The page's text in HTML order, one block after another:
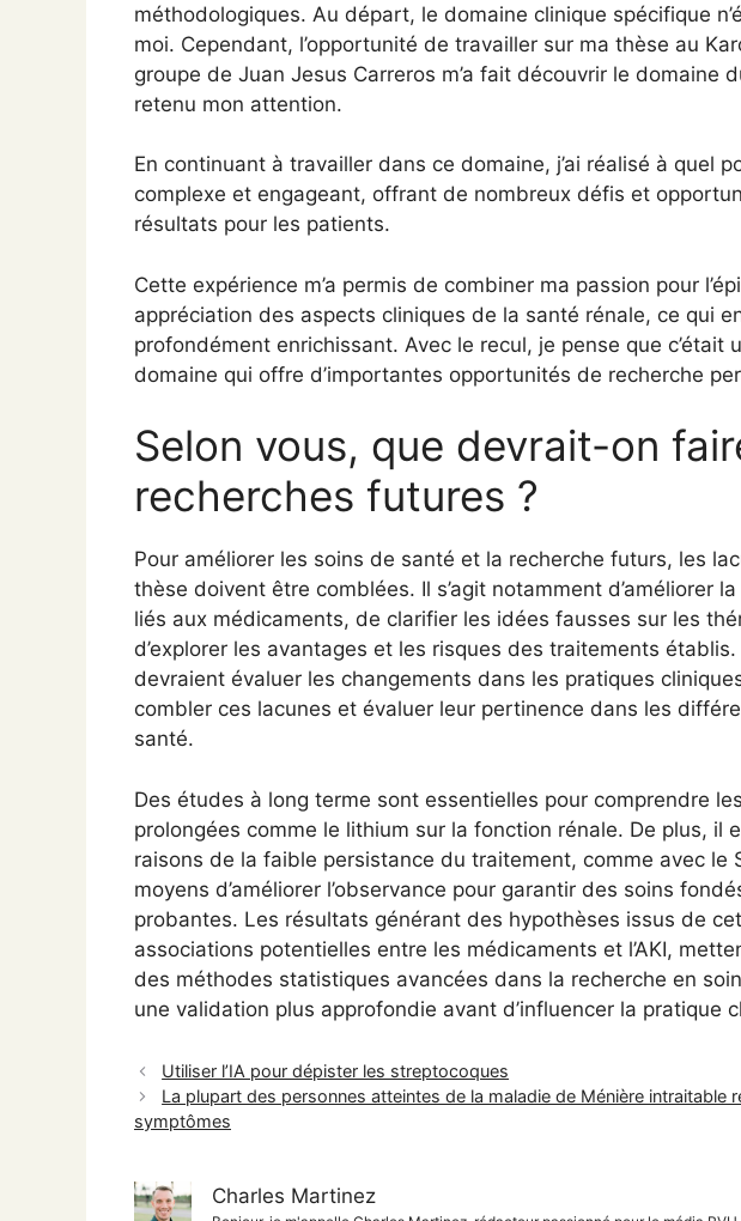
méthodologiques. Au départ, le domaine clinique spécifique
moi. Cependant, l’opportunité de travailler sur ma thèse au
groupe de Juan Jesus Carreros m’a fait découvrir le domaine
retenu mon attention.
En continuant à travailler dans ce domaine, j’ai réalisé à quel
complexe et engageant, offrant de nombreux défis et
résultats pour les patients.
Cette expérience m’a permis de combiner ma passion pour
appréciation des aspects cliniques de la santé rénale, ce qui
profondément enrichissant. Avec le recul, je pense que c’était
domaine qui offre d’importantes opportunités de recherche
Selon vous, que devrait-on
recherches futures ?
Pour améliorer les soins de santé et la recherche futurs, les
thèse doivent être comblées. Il s’agit notamment d’améliorer
liés aux médicaments, de clarifier les idées fausses sur les
d’explorer les avantages et les risques des traitements
devraient évaluer les changements dans les pratiques
combler ces lacunes et évaluer leur pertinence dans les
santé.
Des études à long terme sont essentielles pour comprendre
prolongées comme le lithium sur la fonction rénale. De plus, il
raisons de la faible persistance du traitement, comme avec le
moyens d’améliorer l’observance pour garantir des soins
probantes. Les résultats générant des hypothèses issus de
associations potentielles entre les médicaments et l’AKI,
des méthodes statistiques avancées dans la recherche en
une validation plus approfondie avant d’influencer la pratique
Utiliser l’IA pour dépister les streptocoques
La plupart des personnes atteintes de la maladie de Ménière intraitable
symptômes
Charles Martinez